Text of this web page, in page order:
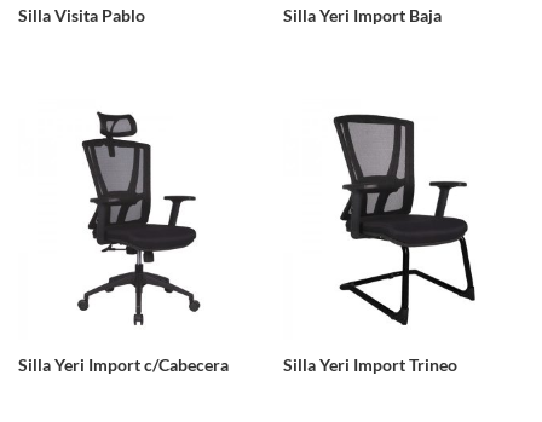
Silla Visita Pablo Silla Yeri Import Baja
Silla Yeri Import c/Cabecera Silla Yeri Import Trineo